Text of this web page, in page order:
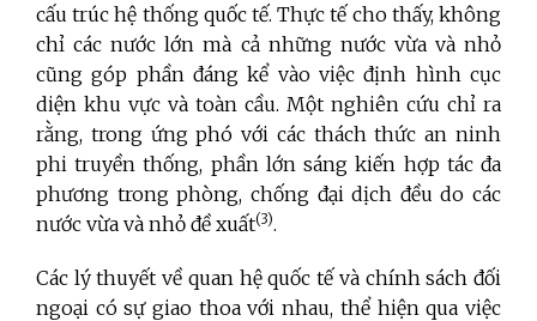
cấu trúc hệ thống quốc tế. Thực tế cho thấy, không
chỉ các nước lớn mà cả những nước vừa và nhỏ
cũng góp phần đáng kể vào việc định hình cục
diện khu vực và toàn cầu. Một nghiên cứu chỉ ra
rằng, trong ứng phó với các thách thức an ninh
phi truyền thống, phần lớn sáng kiến hợp tác đa
phương trong phòng, chống đại dịch đều do các
nước vừa và nhỏ đề xuất(3).
Các lý thuyết về quan hệ quốc tế và chính sách đối
ngoại có sự giao thoa với nhau, thể hiện qua việc